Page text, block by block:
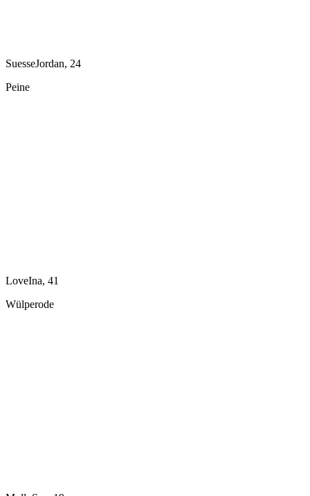
SuesseJordan, 24
Peine
LoveIna, 41
Wülperode